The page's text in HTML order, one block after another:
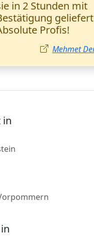
in einem
Tag direkt
Ich
empfehle sie jedem!